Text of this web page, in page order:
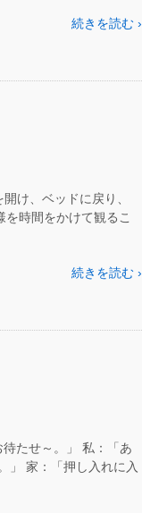
続きを読む ›
け、ベッドに戻り、
時間をかけて観るこ
続きを読む ›
たせ～。」 私：「あ
」 家：「押し入れに入